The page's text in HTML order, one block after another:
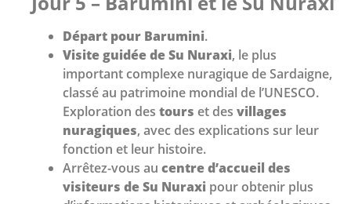
Départ pour Barumini.
Visite guidée de Su Nuraxi, le plus
important complexe nuragique de Sardaigne,
classé au patrimoine mondial de l’UNESCO.
Exploration des tours et des villages
nuragiques, avec des explications sur leur
fonction et leur histoire.
Arrêtez-vous au centre d’accueil des
visiteurs de Su Nuraxi pour obtenir plus